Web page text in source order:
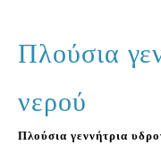
Πλούσια
νερού
Πλούσια γεννήτρια